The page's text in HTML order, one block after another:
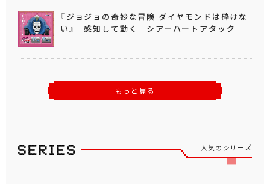
『ジョジョの奇妙な冒険 ダイヤモンドは砕けな
い』 感知して動く シアーハートアタック
もっと見る
人気のシリーズ